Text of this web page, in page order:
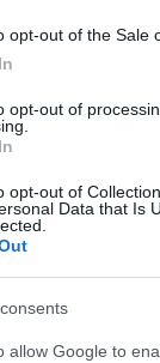
opt-out of the Sale
opt-out of
opt-out of
Data that Is
allow Google to
σε
με
το